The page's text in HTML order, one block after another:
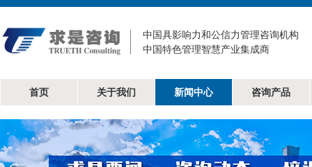
中国具影响力和公信力管理咨询机构
中国特色管理智慧产业集成商
首页 关于我们 新闻中心 咨询产品